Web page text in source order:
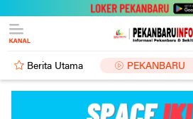
Berita Utama PEKANBARU